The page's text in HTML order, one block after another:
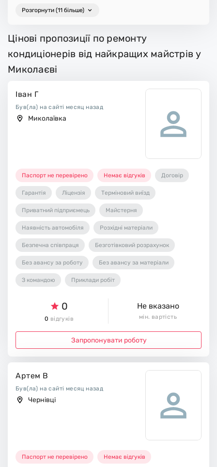
Розгорнути (11 більше)
Цінові пропозиції по ремонту
кондиціонерів від найкращих майстрів у
Миколаєві
Іван Г
Був(ла) на сайті месяц назад
Миколаївка
Паспорт не перевірено Немає відгуків Договір
Гарантія Ліцензія Терміновий виїзд
Приватний підприємець Майстерня
Наявність автомобіля Розхідні матеріали
Безпечна співпраця Безготівковий розрахунок
Без авансу за роботу Без авансу за матеріали
З командою Приклади робіт
0
0 відгуків
Не вказано
мін. вартість
Запропонувати роботу
Артем В
Був(ла) на сайті месяц назад
Чернівці
Паспорт не перевірено Немає відгуків